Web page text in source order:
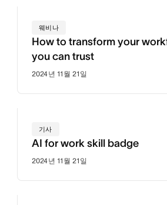
웨비나
How to transform your
you can trust
2024년 11월 21일
기사
AI for work skill badge
2024년 11월 21일